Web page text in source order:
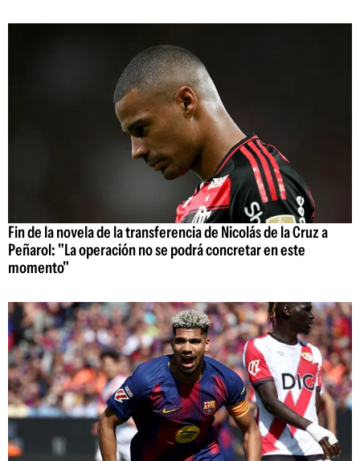
Fin de la novela de la transferencia de Nicolás de la Cruz a
Peñarol: "La operación no se podrá concretar en este
momento"